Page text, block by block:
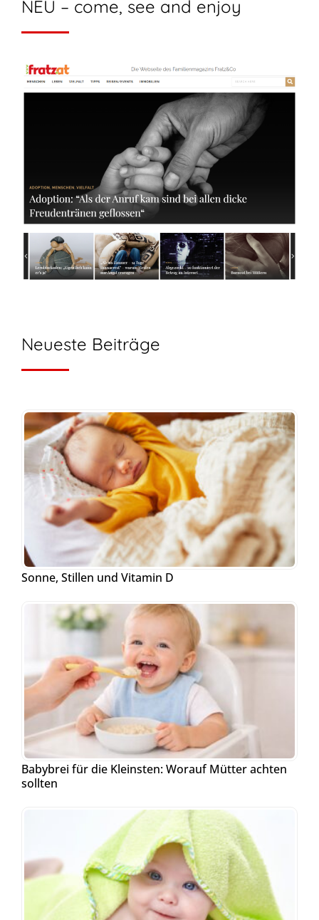
NEU – come, see and enjoy
Neueste Beiträge
Sonne, Stillen und Vitamin D
Babybrei für die Kleinsten: Worauf Mütter achten
sollten